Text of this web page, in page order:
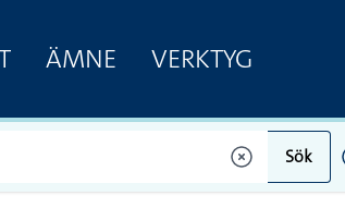
ÄMNE VERKTYG
Sök